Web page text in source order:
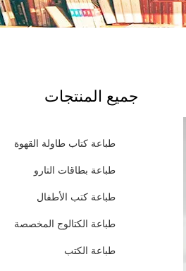
جميع المنتجات
طباعة كتاب طاولة القهوة
طباعة بطاقات التارو
طباعة كتب الأطفال
طباعة الكتالوج المخصصة
طباعة الكتب